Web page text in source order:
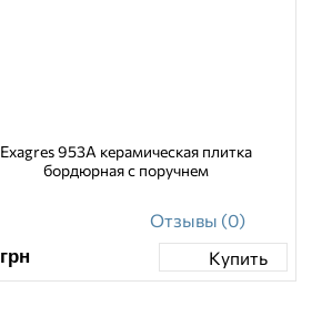
Exagres 953A керамическая плитка
бордюрная с поручнем
Отзывы (0)
грн Купить